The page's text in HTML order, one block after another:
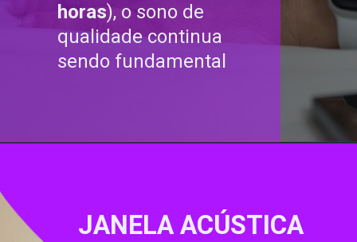
horas), o sono de
qualidade continua
sendo fundamental
JANELA ACÚSTICA